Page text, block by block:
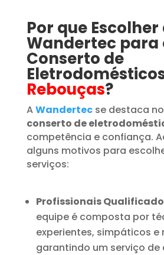
Por que Escolher
Wandertec para
Conserto de
Rebouças?
AWandertecse destaca
conserto de
competência e confiança.
alguns motivos para
serviços:
Profissionais
equipe é composta por
experientes, simpáticos e
garantindo um serviço